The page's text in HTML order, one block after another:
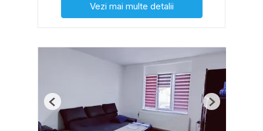
Vezi mai multe detalii
Previous Next